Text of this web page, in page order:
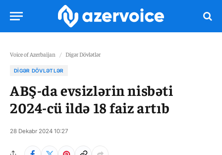
Voice of Azerbaijan / Digər Dövlətlər
DIGƏR DÖVLƏTLƏR
ABŞ-da evsizlərin nisbəti
2024-cü ildə 18 faiz artıb
28 Dekabr 2024 10:27